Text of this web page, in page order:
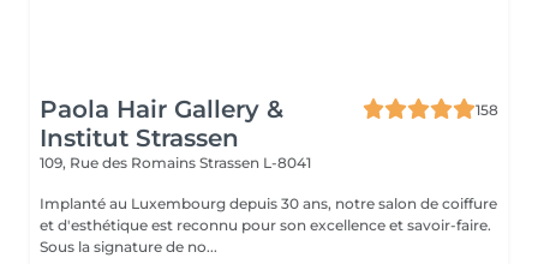
Paola Hair Gallery &
Institut Strassen
158
109, Rue des Romains Strassen L-8041
Implanté au Luxembourg depuis 30 ans, notre salon de coiffure
et d'esthétique est reconnu pour son excellence et savoir-faire.
Sous la signature de no...